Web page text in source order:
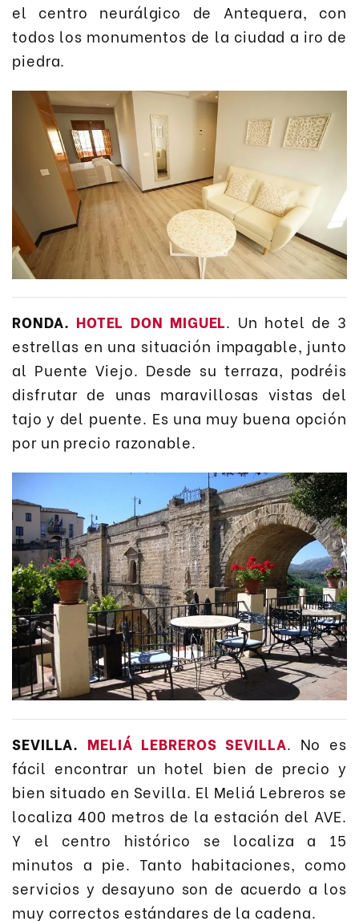
el centro neurálgico de Antequera, con
todos los monumentos de la ciudad a iro de
piedra.
RONDA. HOTEL DON MIGUEL. Un hotel de 3
estrellas en una situación impagable, junto
al Puente Viejo. Desde su terraza, podréis
disfrutar de unas maravillosas vistas del
tajo y del puente. Es una muy buena opción
por un precio razonable.
SEVILLA. MELIÁ LEBREROS SEVILLA. No es
fácil encontrar un hotel bien de precio y
bien situado en Sevilla. El Meliá Lebreros se
localiza 400 metros de la estación del AVE.
Y el centro histórico se localiza a 15
minutos a pie. Tanto habitaciones, como
servicios y desayuno son de acuerdo a los
muy correctos estándares de la cadena.